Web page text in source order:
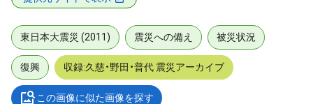
東日本大震災 (2011) 震災への備え 被災状況
復興 収録:久慈・野田・普代 震災アーカイブ
この画像に似た画像を探す